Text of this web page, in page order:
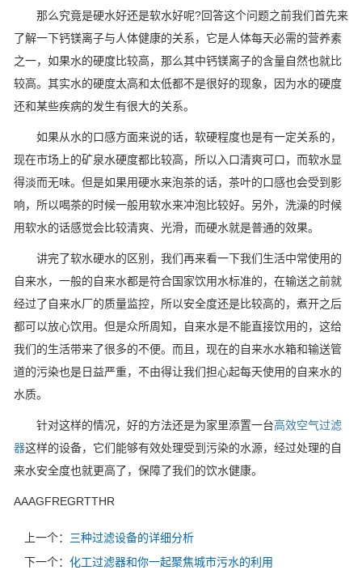
那么究竟是硬水好还是软水好呢?回答这个问题之前我们首先来
了解一下钙镁离子与人体健康的关系，它是人体每天必需的营养素
之一，如果水的硬度比较高，那么其中钙镁离子的含量自然也就比
较高。其实水的硬度太高和太低都不是很好的现象，因为水的硬度
还和某些疾病的发生有很大的关系。
如果从水的口感方面来说的话，软硬程度也是有一定关系的，
现在市场上的矿泉水硬度都比较高，所以入口清爽可口，而软水显
得淡而无味。但是如果用硬水来泡茶的话，茶叶的口感也会受到影
响，所以喝茶的时候一般用软水来冲泡比较好。另外，洗澡的时候
用软水的话感觉会比较清爽、光滑，而硬水就是普通的效果。
讲完了软水硬水的区别，我们再来看一下我们生活中常使用的
自来水，一般的自来水都是符合国家饮用水标准的，在输送之前就
经过了自来水厂的质量监控，所以安全度还是比较高的，煮开之后
都可以放心饮用。但是众所周知，自来水是不能直接饮用的，这给
我们的生活带来了很多的不便。而且，现在的自来水水箱和输送管
道的污染也是日益严重，不由得让我们担心起每天使用的自来水的
水质。
针对这样的情况，好的方法还是为家里添置一台高效空气过滤
器这样的设备，它们能够有效处理受到污染的水源，经过处理的自
来水安全度也就更高了，保障了我们的饮水健康。
AAAGFREGRTTHR
上一个： 三种过滤设备的详细分析
下一个： 化工过滤器和你一起聚焦城市污水的利用